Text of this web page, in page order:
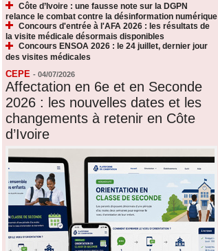
Côte d’Ivoire : une fausse note sur la DGPN
relance le combat contre la désinformation numérique
Concours d'entrée à l'AFA 2026 : les résultats de
la visite médicale désormais disponibles
Concours ENSOA 2026 : le 24 juillet, dernier jour
des visites médicales
CEPE - 04/07/2026
Affectation en 6e et en Seconde
2026 : les nouvelles dates et les
changements à retenir en Côte
d’Ivoire